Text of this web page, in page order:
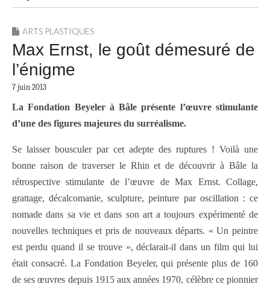
ARTS PLASTIQUES
Max Ernst, le goût démesuré de
l’énigme
7 juin 2013
La Fondation Beyeler à Bâle présente l’œuvre stimulante
d’une des figures majeures du surréalisme.
Se laisser bousculer par cet adepte des ruptures ! Voilà une
bonne raison de traverser le Rhin et de découvrir à Bâle la
rétrospective stimulante de l’œuvre de Max Ernst. Collage,
grattage, décalcomanie, sculpture, peinture par oscillation : ce
nomade dans sa vie et dans son art a toujours expérimenté de
nouvelles techniques et pris de nouveaux départs. « Un peintre
est perdu quand il se trouve », déclarait-il dans un film qui lui
était consacré. La Fondation Beyeler, qui présente plus de 160
de ses œuvres depuis 1915 aux années 1970, célèbre ce pionnier